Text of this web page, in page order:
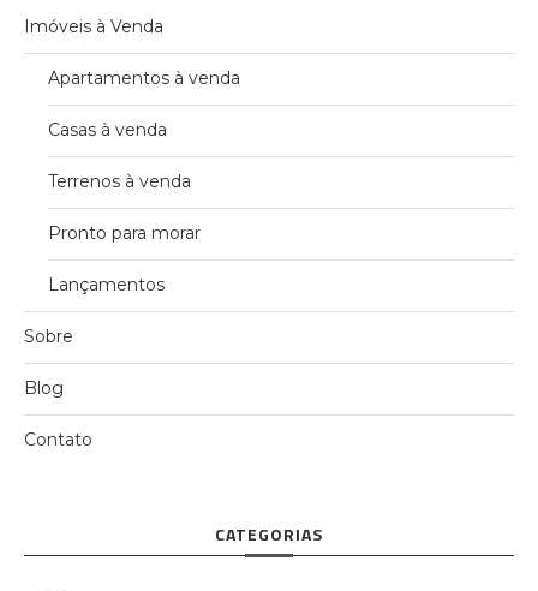
Imóveis à Venda
Apartamentos à venda
Casas à venda
Terrenos à venda
Pronto para morar
Lançamentos
Sobre
Blog
Contato
CATEGORIAS